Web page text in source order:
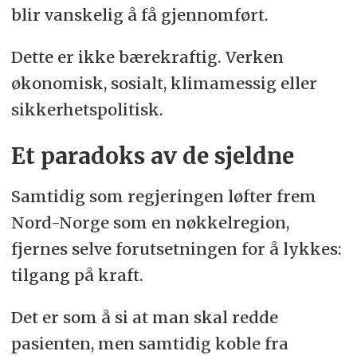
blir vanskelig å få gjennomført.
Dette er ikke bærekraftig. Verken
økonomisk, sosialt, klimamessig eller
sikkerhetspolitisk.
Et paradoks av de sjeldne
Samtidig som regjeringen løfter frem
Nord-Norge som en nøkkelregion,
fjernes selve forutsetningen for å lykkes:
tilgang på kraft.
Det er som å si at man skal redde
pasienten, men samtidig koble fra